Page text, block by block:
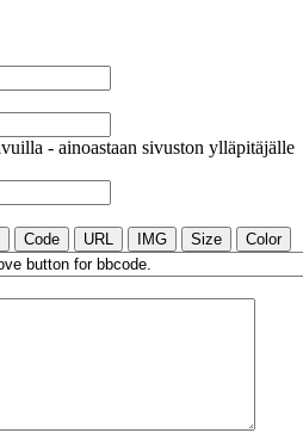
- ainoastaan sivuston ylläpitäjälle